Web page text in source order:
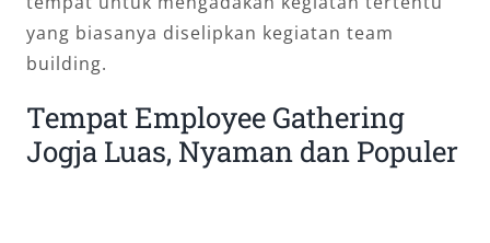
yang biasanya diselipkan kegiatan team
building.
Tempat Employee Gathering
Jogja Luas, Nyaman dan Populer